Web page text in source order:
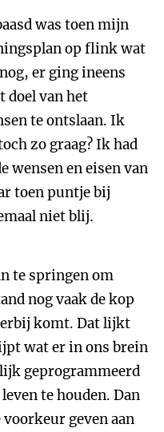
was toen mijn
op flink wat
er ging ineens
doel van het
te ontslaan. Ik
zo graag? Ik had
wensen en eisen van
toen puntje bij
niet blij.
te springen om
nog vaak de kop
komt. Dat lijkt
wat er in ons brein
geprogrammeerd
te houden. Dan
geven aan